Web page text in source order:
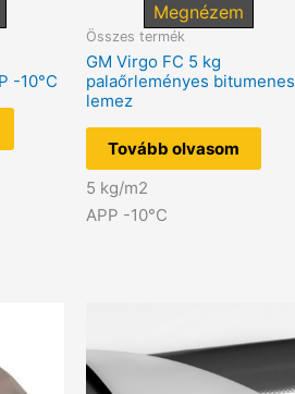
-10°C
Megnézem
Összes termék
GM Virgo FC 5 kg
palaőrleményes bitumenes
lemez
Tovább olvasom
5 kg/m2
APP -10°C